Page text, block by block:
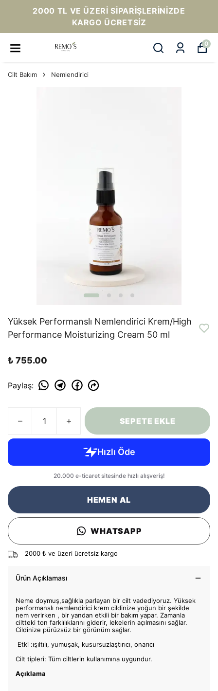
2000 TL VE ÜZERI SIPARIŞLERINIZDE
KARGO ÜCRETSIZ
0
Cilt Bakım Nemlendirici
Yüksek Performanslı Nemlendirici Krem/High
Performance Moisturizing Cream 50 ml
₺ 755.00
Paylaş:
SEPETE EKLE
HEMEN AL
WHATSAPP
2000 ₺ ve üzeri ücretsiz kargo
Ürün Açıklaması
Neme doymuş,sağlıkla parlayan bir cilt vadediyoruz. Yüksek
performanslı nemlendirici krem cildinize yoğun bir şekilde
nem verirken , bir yandan etkili bir bakım yapar. Zamanla
ciltteki ton farklılıklarını giderir, lekelerin açılmasını sağlar.
Cildinize pürüzsüz bir görünüm sağlar.
Etki :ışıltılı, yumuşak, kusursuzlaştırıcı, onarıcı
Cilt tipleri: Tüm ciltlerin kullanımına uygundur.
Açıklama